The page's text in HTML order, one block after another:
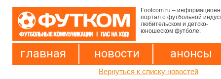
Footcom.ru –
портал о футбольной
любительском и детско-
юношеском футболе.
главная новости анонсы
Вернуться к списку новостей